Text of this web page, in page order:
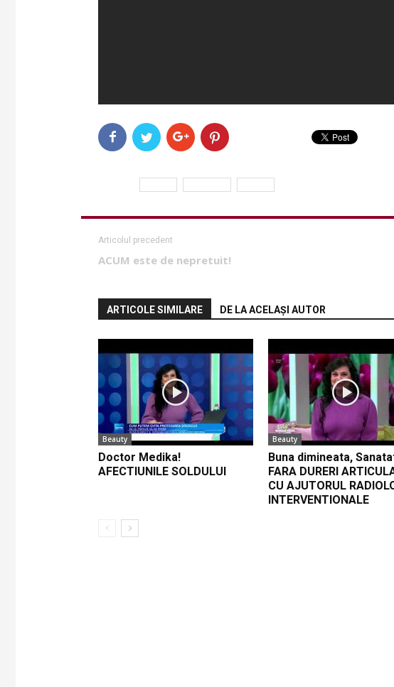
Articolul precedent
ACUM este de nepretuit!
ARTICOLE SIMILARE DE LA ACELAȘI AUTOR
Beauty
Doctor Medika!
AFECTIUNILE SOLDULUI
Beauty
Buna dimineata,
FARA DURERI
CU AJUTORUL
INTERVENTIONALE